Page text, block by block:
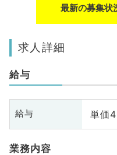
最新の募集状
求人詳細
給与
給与 単価
業務内容